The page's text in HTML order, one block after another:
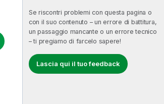
Se riscontri problemi con questa pagina o
con il suo contenuto – un errore di battitura,
un passaggio mancante o un errore tecnico
– ti pregiamo di farcelo sapere!
Lascia qui il tuo feedback